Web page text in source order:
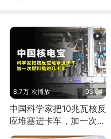
8.7万 次播放 05:04
中国科学家把10兆瓦核反
应堆塞进卡车，加一次燃
料能跑几十年